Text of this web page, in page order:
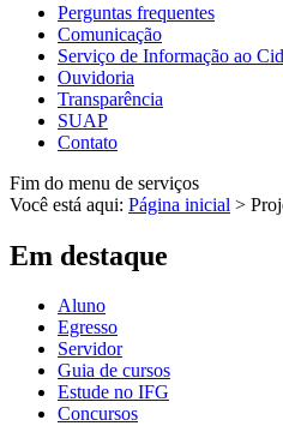
Perguntas frequentes
Comunicação
Serviço de Informação ao
Ouvidoria
Transparência
SUAP
Contato
Fim do menu de serviços
Você está aqui: Página inicial >
Em destaque
Aluno
Egresso
Servidor
Guia de cursos
Estude no IFG
Concursos